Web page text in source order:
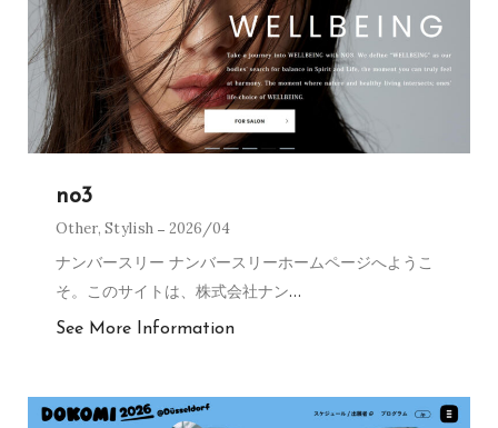
no3
Other,Stylish 2026/04
ナンバースリー ナンバースリーホームページへようこ
そ。このサイトは、株式会社ナン…
See More Information